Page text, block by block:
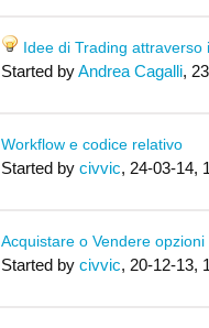
Idee di Trading attraverso
Started byAndrea Cagalli,
Workflow e codice relativo
Started by civvic, 24-03-14,
Acquistare o Vendere
Started by civvic, 20-12-13,